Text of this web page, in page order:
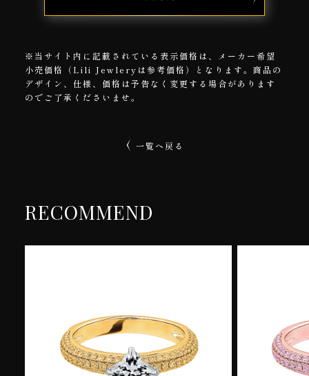
※当サイト内に記載されている表示価格は、メーカー希望
小売価格（Lili Jewleryは参考価格）となります。商品の
デザイン、仕様、価格は予告なく変更する場合があります
のでご了承くださいませ。
一覧へ戻る
RECOMMEND